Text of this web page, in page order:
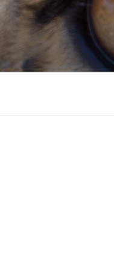
Zum
Inhalt
springen